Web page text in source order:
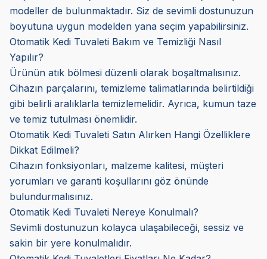
modeller de bulunmaktadır. Siz de sevimli dostunuzun
boyutuna uygun modelden yana seçim yapabilirsiniz.
Otomatik Kedi Tuvaleti Bakım ve Temizliği Nasıl
Yapılır?
Ürünün atık bölmesi düzenli olarak boşaltmalısınız.
Cihazın parçalarını, temizleme talimatlarında belirtildiği
gibi belirli aralıklarla temizlemelidir. Ayrıca, kumun taze
ve temiz tutulması önemlidir.
Otomatik Kedi Tuvaleti Satın Alırken Hangi Özelliklere
Dikkat Edilmeli?
Cihazın fonksiyonları, malzeme kalitesi, müşteri
yorumları ve garanti koşullarını göz önünde
bulundurmalısınız.
Otomatik Kedi Tuvaleti Nereye Konulmalı?
Sevimli dostunuzun kolayca ulaşabileceği, sessiz ve
sakin bir yere konulmalıdır.